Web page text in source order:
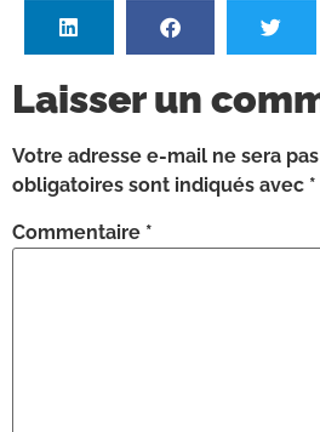
Laisser un
Votre adresse e-mail ne sera
obligatoires sont indiqués avec *
Commentaire *